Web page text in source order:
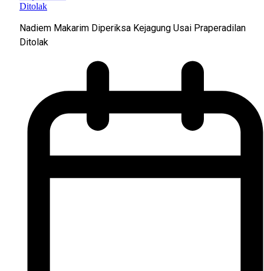
Nadiem Makarim Diperiksa Kejagung Usai Praperadilan
Ditolak